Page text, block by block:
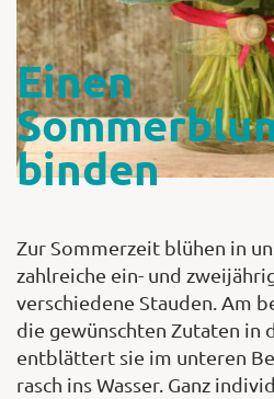
Einen
binden
Zur Sommerzeit blühen in
zahlreiche ein- und
verschiedene Stauden. Am
die gewünschten Zutaten in
entblättert sie im unteren
rasch ins Wasser. Ganz